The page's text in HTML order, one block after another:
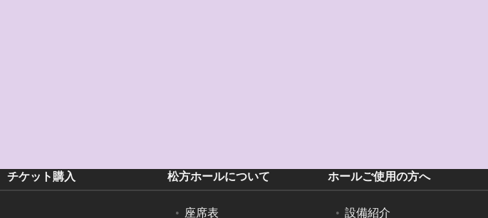
チケット購入 松方ホールについて
座席表
ホールご使用の方へ
設備紹介